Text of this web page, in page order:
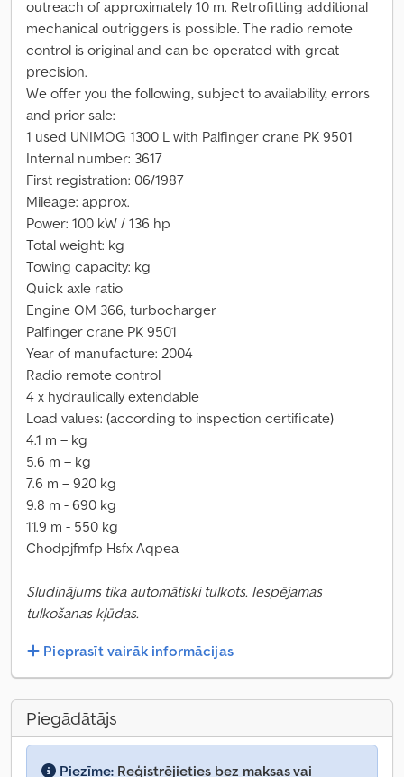
outreach of approximately 10 m. Retrofitting additional
mechanical outriggers is possible. The radio remote
control is original and can be operated with great
precision.
We offer you the following, subject to availability, errors
and prior sale:
1 used UNIMOG 1300 L with Palfinger crane PK 9501
Internal number: 3617
First registration: 06/1987
Mileage: approx.
Power: 100 kW / 136 hp
Total weight: kg
Towing capacity: kg
Quick axle ratio
Engine OM 366, turbocharger
Palfinger crane PK 9501
Year of manufacture: 2004
Radio remote control
4 x hydraulically extendable
Load values: (according to inspection certificate)
4.1 m – kg
5.6 m – kg
7.6 m – 920 kg
9.8 m - 690 kg
11.9 m - 550 kg
Chodpjfmfp Hsfx Aqpea
Sludinājums tika automātiski tulkots. Iespējamas
tulkošanas kļūdas.
Pieprasīt vairāk informācijas
Piegādātājs
Piezīme: Reģistrējieties bez maksas vai